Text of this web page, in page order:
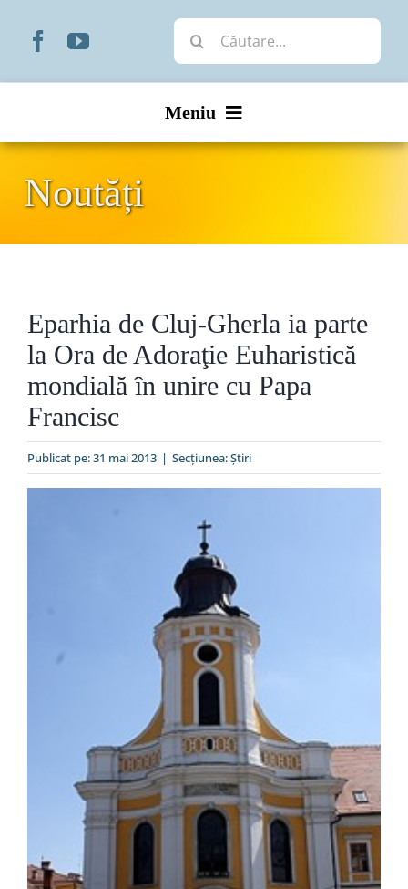
Cautare...
Meniu
Organizare
Liturgic
Special
Noutăți
Eparhia de Cluj-Gherla ia parte
la Ora de Adoraţie Euharistică
mondială în unire cu Papa
Francisc
Publicat pe: 31 mai 2013 | Secțiunea:Ştiri